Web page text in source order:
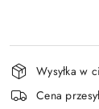
Dostępność
i
dostawa
Wysyłka w
Cena